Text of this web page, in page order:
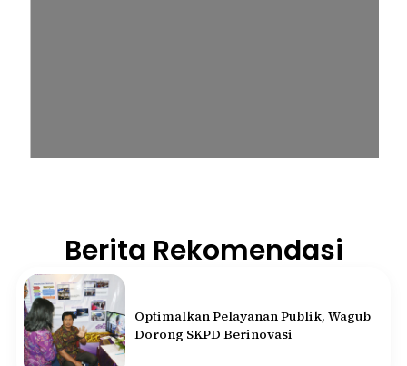
Berita Rekomendasi
Optimalkan Pelayanan Publik, Wagub
Dorong SKPD Berinovasi